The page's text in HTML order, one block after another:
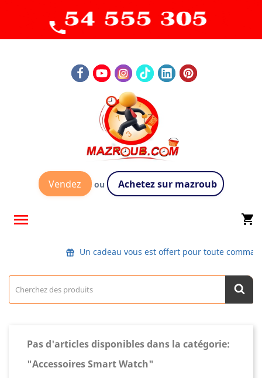
Vendez ou Achetez sur mazroub
 shopping_cart
Un cadeau vous est offert pour toute
Pas d'articles disponibles dans la catégorie:
"Accessoires Smart Watch"